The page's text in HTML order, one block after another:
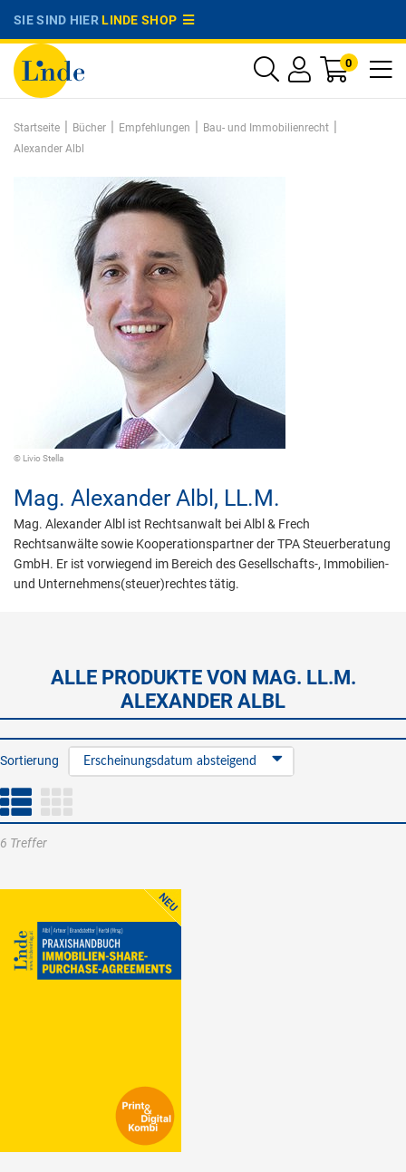
SIE SIND HIERLINDE SHOP
0
Startseite | Bücher | Empfehlungen | Bau- und Immobilienrecht |
Alexander Albl
© Livio Stella
Mag. Alexander Albl, LL.M.
Mag. Alexander Albl ist Rechtsanwalt bei Albl & Frech
Rechtsanwälte sowie Kooperationspartner der TPA Steuerberatung
GmbH. Er ist vorwiegend im Bereich des Gesellschafts-, Immobilien-
und Unternehmens(steuer)rechtes tätig.
ALLE PRODUKTE VON MAG. LL.M.
ALEXANDER ALBL
Sortierung Erscheinungsdatum absteigend
6 Treffer